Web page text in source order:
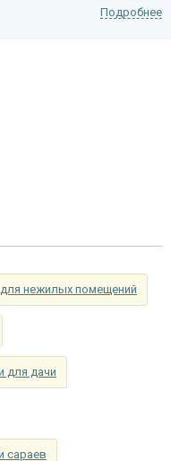
Подробнее
нежилых помещений
для дачи
сараев